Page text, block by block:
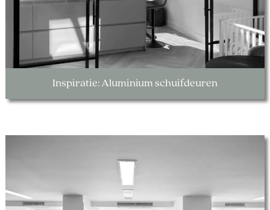
Inspiratie: Aluminium schuifdeuren